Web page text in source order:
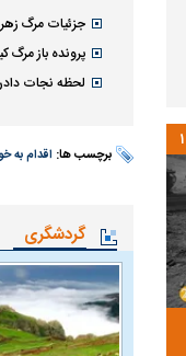
جزئیات مرگ
پرونده باز
لحظه نجات
برچسب ها: اقدام به
گردشگری
آخرین پرده از حیات
۱